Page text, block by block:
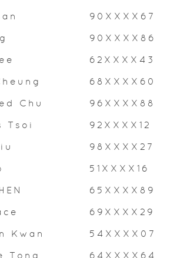
90XXXX67
90XXXX86
62XXXX43
68XXXX60
Chu 96XXXX88
Tsoi 92XXXX12
98XXXX27
51XXXX16
65XXXX89
69XXXX29
Kwan 54XXXX07
Tong 64XXXX64